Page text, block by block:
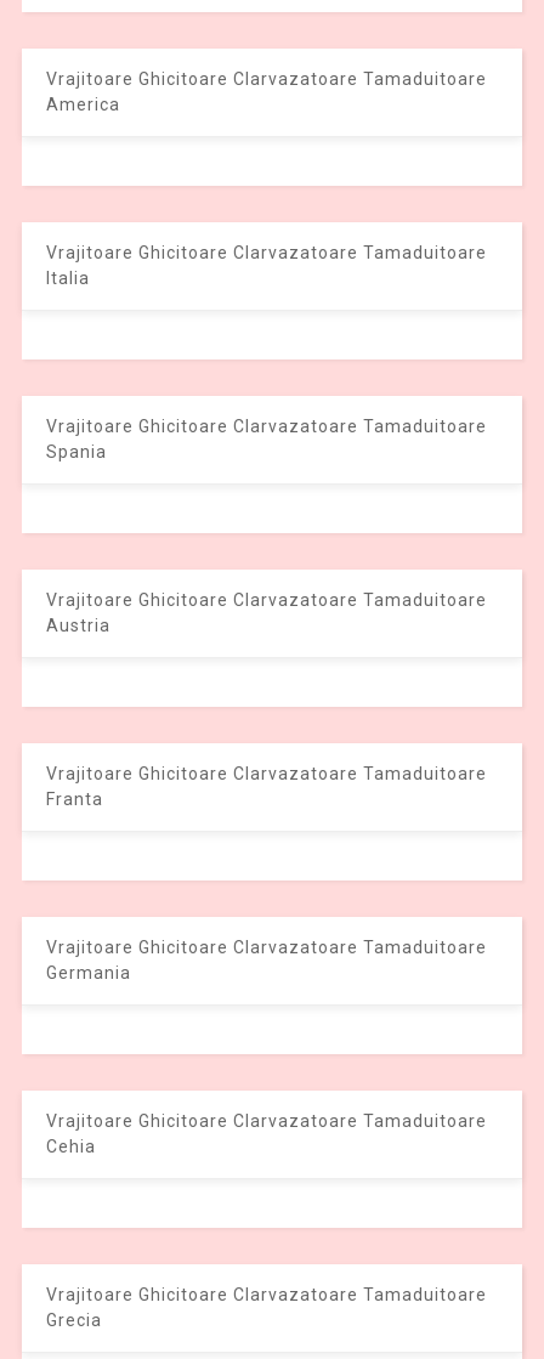
Vrajitoare Ghicitoare Clarvazatoare Tamaduitoare
America
Vrajitoare Ghicitoare Clarvazatoare Tamaduitoare
Italia
Vrajitoare Ghicitoare Clarvazatoare Tamaduitoare
Spania
Vrajitoare Ghicitoare Clarvazatoare Tamaduitoare
Austria
Vrajitoare Ghicitoare Clarvazatoare Tamaduitoare
Franta
Vrajitoare Ghicitoare Clarvazatoare Tamaduitoare
Germania
Vrajitoare Ghicitoare Clarvazatoare Tamaduitoare
Cehia
Vrajitoare Ghicitoare Clarvazatoare Tamaduitoare
Grecia